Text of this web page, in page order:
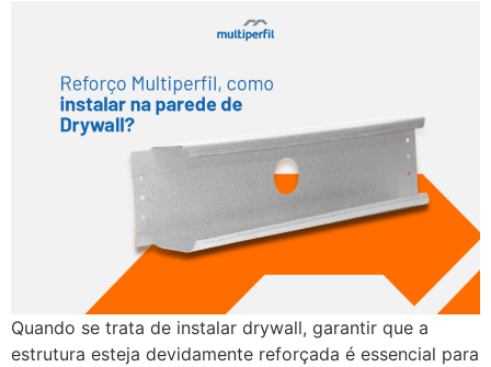
Quando se trata de instalar drywall, garantir que a
estrutura esteja devidamente reforçada é essencial para